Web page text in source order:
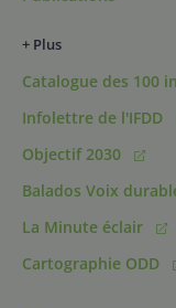
+ Plus
Catalogue des 100
Infolettre de l'IFDD
Objectif 2030
Balados Voix
La Minute éclair
Cartographie ODD